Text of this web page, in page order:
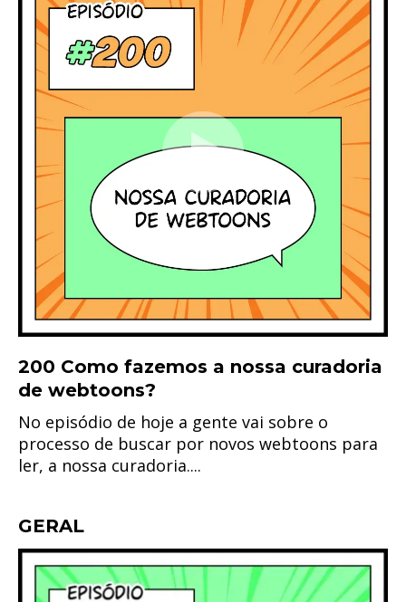
200 Como fazemos a nossa curadoria
de webtoons?
No episódio de hoje a gente vai sobre o
processo de buscar por novos webtoons para
ler, a nossa curadoria....
GERAL